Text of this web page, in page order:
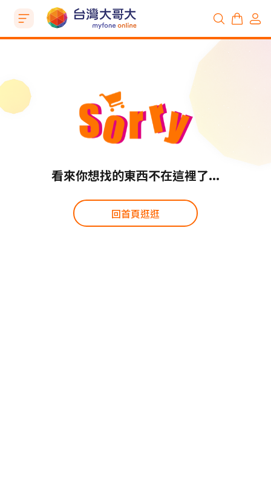
看來你想找的東西不在這裡了...
回首頁逛逛